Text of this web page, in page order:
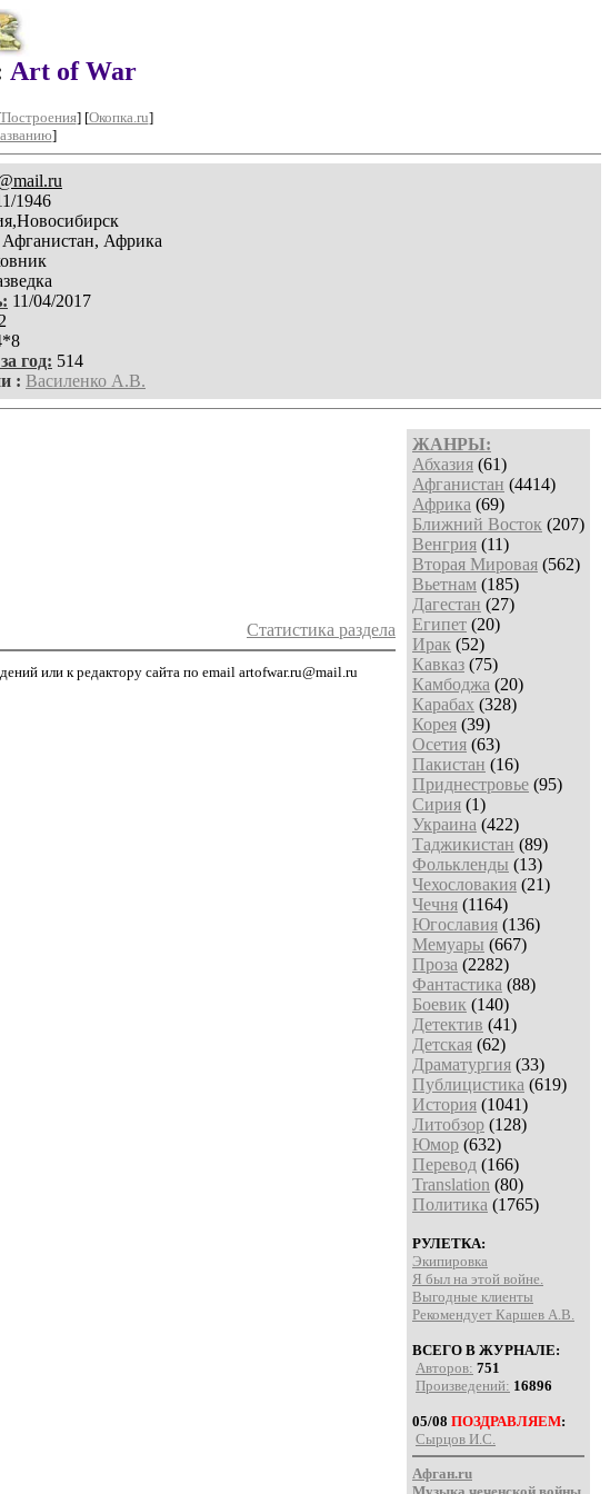
Art of War
Построения] [Окопка.ru]
]
1946
Афганистан, Африка
11/04/2017
год: 514
: Василенко А.В.
ЖАНРЫ:
Абхазия (61)
Афганистан (4414)
Африка (69)
Ближний Восток (207)
Венгрия (11)
Вторая Мировая (562)
Вьетнам (185)
Дагестан (27)
Египет (20)
Ирак (52)
Кавказ (75)
Камбоджа (20)
Карабах (328)
Корея (39)
Осетия (63)
Пакистан (16)
Приднестровье (95)
Сирия (1)
Украина (422)
Таджикистан (89)
Фолькленды (13)
Чехословакия (21)
Чечня (1164)
Югославия (136)
Мемуары (667)
Проза (2282)
Фантастика (88)
Боевик (140)
Детектив (41)
Детская (62)
Драматургия (33)
Публицистика (619)
История (1041)
Литобзор (128)
Юмор (632)
Перевод (166)
Translation (80)
Политика (1765)
РУЛЕТКА:
Экипировка
Я был на этой войне.
Выгодные клиенты
Рекомендует Каршев А.В.
ВСЕГО В ЖУРНАЛЕ:
Авторов: 751
Произведений: 16896
05/08 ПОЗДРАВЛЯЕМ:
Сырцов И.С.
Афган.ru
Статистика раздела
или к редактору сайта по email artofwar.ru@mail.ru